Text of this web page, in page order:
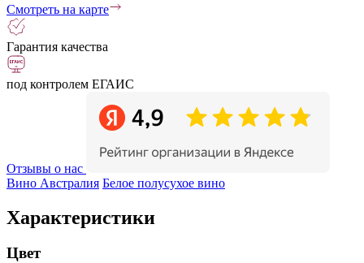
Смотреть на карте
Гарантия качества
под контролем ЕГАИС
Отзывы о нас
Вино Австралия Белое полусухое вино
Характеристики
Цвет